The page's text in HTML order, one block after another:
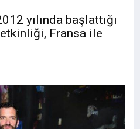
yılında başlattığı
Fransa ile